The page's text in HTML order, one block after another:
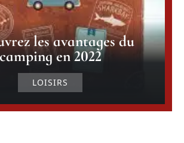
les avantages du
camping en 2022
LOISIRS